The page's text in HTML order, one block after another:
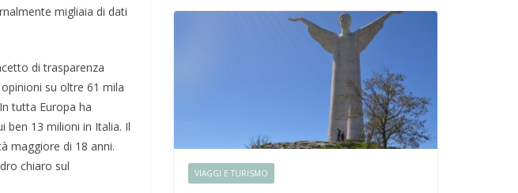
migliaia di dati
di trasparenza
su oltre 61 mila
tutta Europa ha
ben 13 milioni in Italia. Il
maggiore di 18 anni.
chiaro sul
VIAGGI E TURISMO